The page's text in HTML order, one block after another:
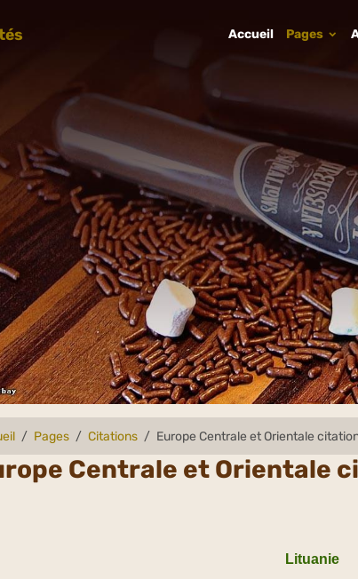
Accueil Pages
Pages Citations Europe Centrale et Orientale
Centrale et Orientale
Lituanie